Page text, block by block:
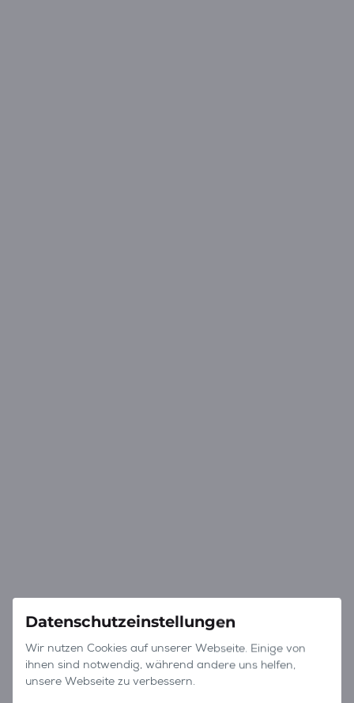
Datenschutzeinstellungen
Wir nutzen Cookies auf unserer Webseite. Einige von
ihnen sind notwendig, während andere uns helfen,
unsere Webseite zu verbessern.